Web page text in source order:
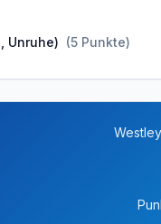
Unruhe) (5 Punkte)